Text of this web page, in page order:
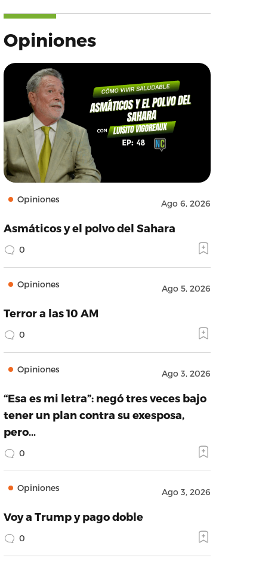
Opiniones
Opiniones Ago 6, 2026
Asmáticos y el polvo del Sahara
0
Opiniones Ago 5, 2026
Terror a las 10 AM
0
Opiniones Ago 3, 2026
“Esa es mi letra”: negó tres veces bajo
tener un plan contra su exesposa,
pero…
0
Opiniones Ago 3, 2026
Voy a Trump y pago doble
0